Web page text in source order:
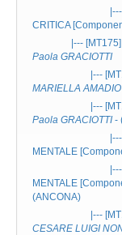
CRITICA
|--- [MT175]
Paola GRACIOTTI
|---
MARIELLA AMADIO
|---
Paola GRACIOTTI -
MENTALE
MENTALE
(ANCONA)
|---
CESARE LUIGI